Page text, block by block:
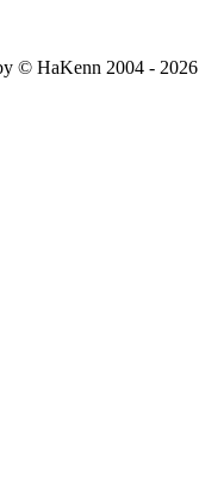
© HaKenn 2004 - 2026